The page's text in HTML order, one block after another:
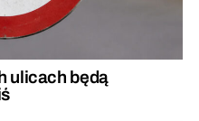
ulicach będą